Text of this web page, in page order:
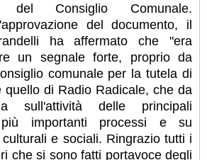
del Consiglio Comunale.
del documento, il
ha affermato che "era
un segnale forte, proprio da
comunale per la tutela di
quello di Radio Radicale, che da
sull'attività delle principali
importanti processi e su
e sociali. Ringrazio tutti i
che si sono fatti portavoce degli